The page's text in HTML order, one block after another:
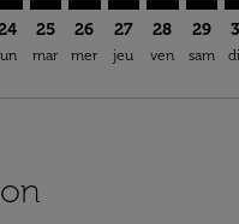
25
mar
26
mer
27
jeu
28
ven
29
sam